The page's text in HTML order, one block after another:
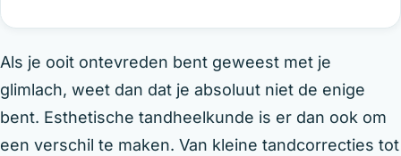
Als je ooit ontevreden bent geweest met je
glimlach, weet dan dat je absoluut niet de enige
bent. Esthetische tandheelkunde is er dan ook om
een verschil te maken. Van kleine tandcorrecties tot